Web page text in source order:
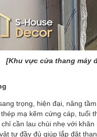
[Khu vực cửa thang máy
trọng, hiện đại, nâng
mạ kẽm cứng cáp, tuổi
cần lau chùi nhẹ với khăn
tư đầy đủ giúp lắp đặt